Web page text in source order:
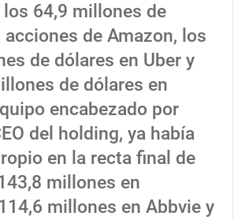
64,9 millones de
acciones de Amazon, los
de dólares en Uber y
de dólares en
encabezado por
del holding, ya había
en la recta final de
millones en
millones en Abbvie y